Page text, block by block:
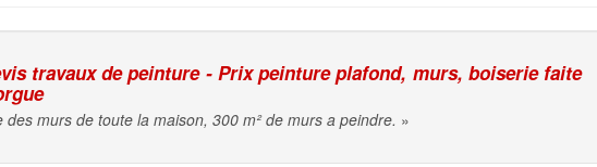
travaux de peinture - Prix peinture plafond, murs, boiserie faite
des murs de toute la maison, 300 m² de murs a peindre. »